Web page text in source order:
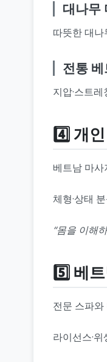
대나무
따뜻한 대
전통
지압·스트
4️⃣ 개
베트남 마
체형·상태
“몸을 이해
5️⃣ 베
전문 스파
라이선스·